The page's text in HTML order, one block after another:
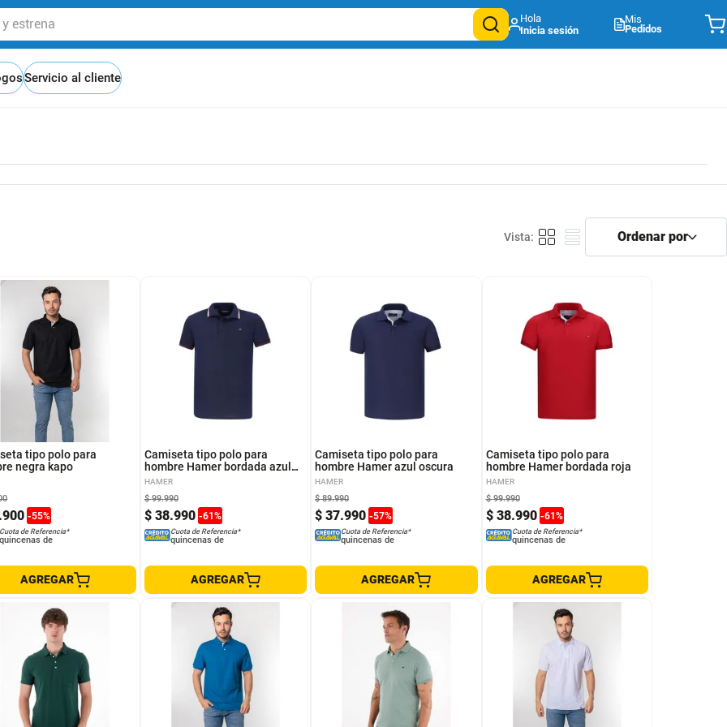
Mis
Pedidos
Servicio al cliente
S
tipo polo para
negra kapo
.900 -55%
Cuota de Referencia*
quincenas de
AGREGAR
Camiseta tipo polo para
hombre Hamer bordada azul
oscura
HAMER
$ 38.990 -61%
$ 99.990
Cuota de Referencia*
quincenas de
AGREGAR
Camiseta tipo polo para
hombre Hamer azul oscura
HAMER
$ 37.990 -57%
$ 89.990
Cuota de Referencia*
quincenas de
AGREGAR
Camiseta tipo polo para
hombre Hamer bordada roja
HAMER
$ 38.990 -61%
$ 99.990
Cuota de Referencia*
quincenas de
AGREGAR